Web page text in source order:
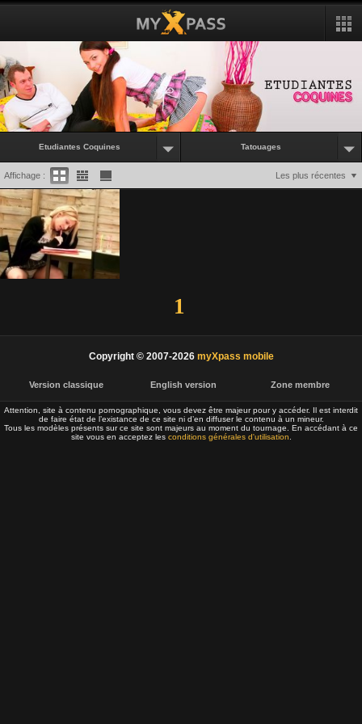
Etudiantes Coquines Tatouages
Les plus récentes
Affichage :
1
Copyright © 2007-2026 myXpass mobile
Version classique English version Zone membre
Attention, site à contenu pornographique, vous devez être majeur pour y accéder. Il est interdit
de faire état de l’existance de ce site ni d’en diffuser le contenu à un mineur.
Tous les modèles présents sur ce site sont majeurs au moment du tournage. En accédant à ce
site vous en acceptez les conditions générales d'utilisation